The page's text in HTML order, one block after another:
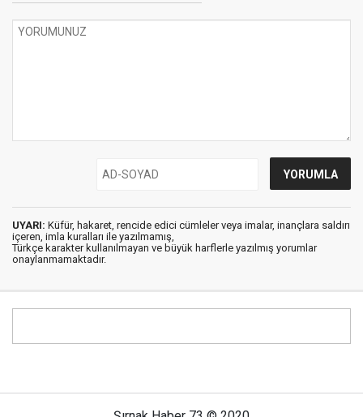
UYARI: Küfür, hakaret, rencide edici cümleler veya imalar, inançlara saldırı
içeren, imla kuralları ile yazılmamış,
Türkçe karakter kullanılmayan ve büyük harflerle yazılmış yorumlar
onaylanmamaktadır.